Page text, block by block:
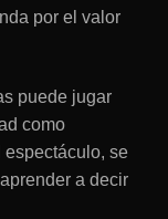
por el valor
puede jugar
como
espectáculo, se
a decir